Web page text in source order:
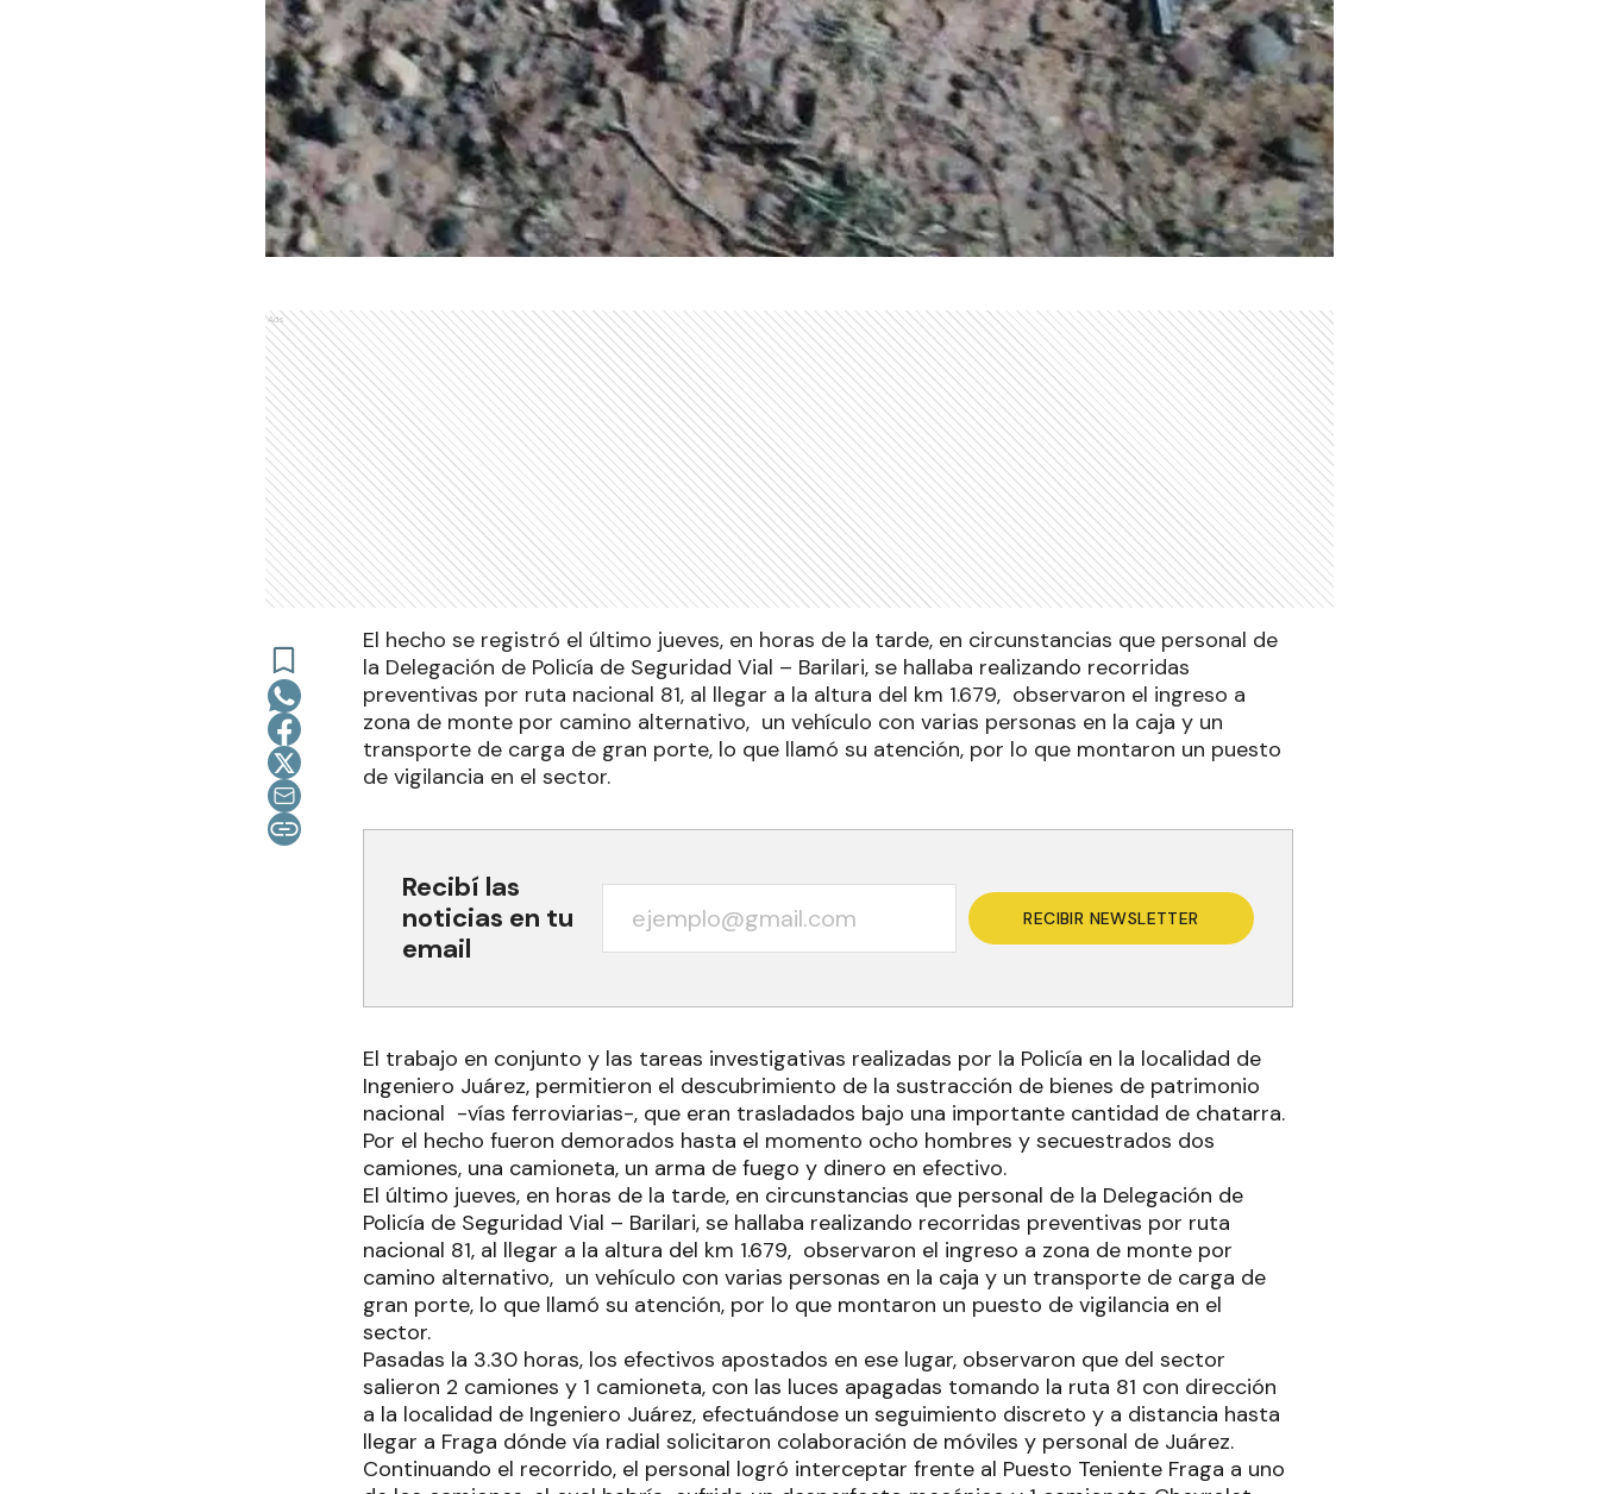
Ads
El hecho se registró el último jueves, en horas de la tarde, en circunstancias que personal de
la Delegación de Policía de Seguridad Vial – Barilari, se hallaba realizando recorridas
preventivas por ruta nacional 81, al llegar a la altura del km 1.679, observaron el ingreso a
zona de monte por camino alternativo, un vehículo con varias personas en la caja y un
transporte de carga de gran porte, lo que llamó su atención, por lo que montaron un puesto
de vigilancia en el sector.
Recibí las
noticias en tu
email
RECIBIR NEWSLETTER
El trabajo en conjunto y las tareas investigativas realizadas por la Policía en la localidad de
Ingeniero Juárez, permitieron el descubrimiento de la sustracción de bienes de patrimonio
nacional -vías ferroviarias-, que eran trasladados bajo una importante cantidad de chatarra.
Por el hecho fueron demorados hasta el momento ocho hombres y secuestrados dos
camiones, una camioneta, un arma de fuego y dinero en efectivo.
El último jueves, en horas de la tarde, en circunstancias que personal de la Delegación de
Policía de Seguridad Vial – Barilari, se hallaba realizando recorridas preventivas por ruta
nacional 81, al llegar a la altura del km 1.679, observaron el ingreso a zona de monte por
camino alternativo, un vehículo con varias personas en la caja y un transporte de carga de
gran porte, lo que llamó su atención, por lo que montaron un puesto de vigilancia en el
sector.
Pasadas la 3.30 horas, los efectivos apostados en ese lugar, observaron que del sector
salieron 2 camiones y 1 camioneta, con las luces apagadas tomando la ruta 81 con dirección
a la localidad de Ingeniero Juárez, efectuándose un seguimiento discreto y a distancia hasta
llegar a Fraga dónde vía radial solicitaron colaboración de móviles y personal de Juárez.
Continuando el recorrido, el personal logró interceptar frente al Puesto Teniente Fraga a uno